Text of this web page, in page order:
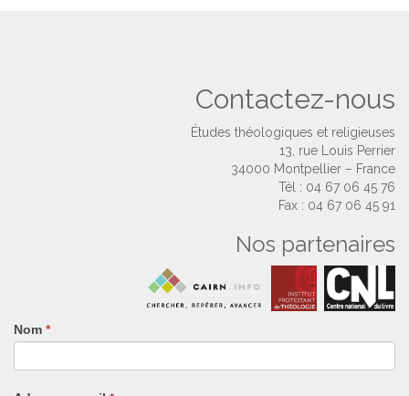
Contactez-nous
Études théologiques et religieuses
13, rue Louis Perrier
34000 Montpellier – France
Tél : 04 67 06 45 76
Fax : 04 67 06 45 91
Nos partenaires
Nom *
Si
vous
êtes